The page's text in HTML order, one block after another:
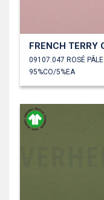
09107.047 ROSÉ PÂLE
95%CO/5%EA